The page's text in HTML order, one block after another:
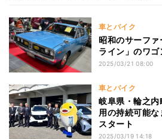
車とバイク
昭和のサーファ
ライン」のワ
2025/03/21 08:00
車とバイク
岐阜県・輪之
用の持続可能
スタート
2025/03/19 14:18